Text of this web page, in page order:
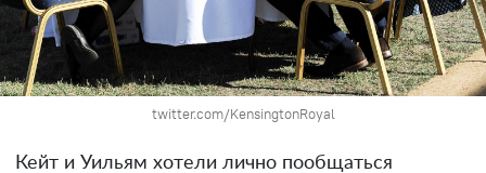
twitter.com/KensingtonRoyal
Кейт и Уильям хотели лично пообщаться